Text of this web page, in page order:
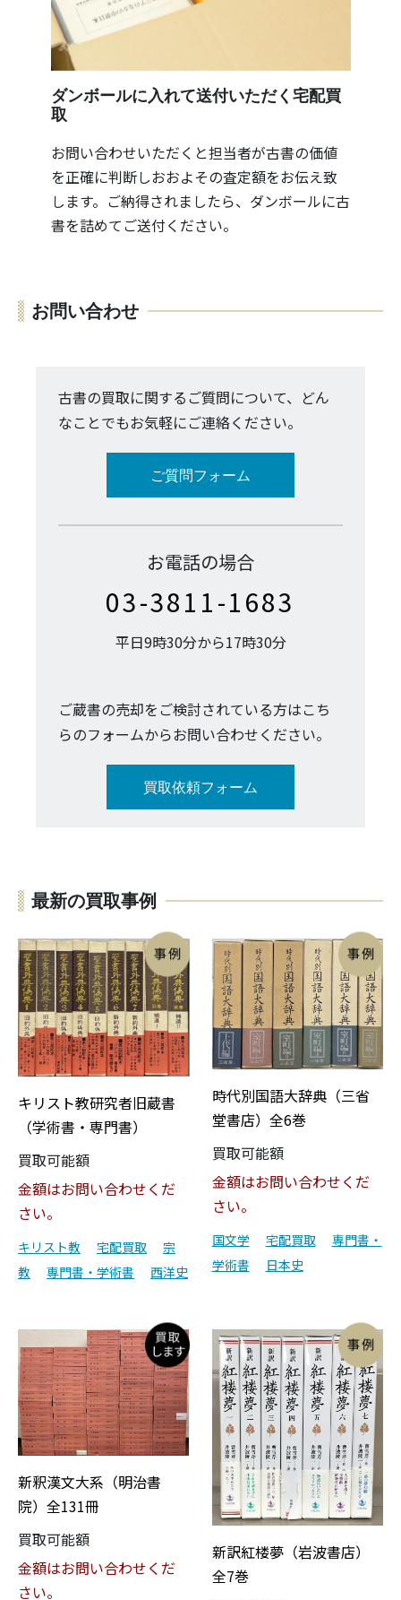
ダンボールに入れて送付いただく宅配買
取
お問い合わせいただくと担当者が古書の価値
を正確に判断しおおよその査定額をお伝え致
します。ご納得されましたら、ダンボールに古
書を詰めてご送付ください。
お問い合わせ
古書の買取に関するご質問について、どん
なことでもお気軽にご連絡ください。
ご質問フォーム
お電話の場合
03-3811-1683
平日9時30分から17時30分
ご蔵書の売却をご検討されている方はこち
らのフォームからお問い合わせください。
買取依頼フォーム
最新の買取事例
キリスト教研究者旧蔵書
（学術書・専門書）
買取可能額
金額はお問い合わせくだ
さい。
キリスト教 宅配買取
宗
教
専門書・学術書 西洋史
時代別国語大辞典（三省
堂書店）全6巻
買取可能額
金額はお問い合わせくだ
さい。
国文学 宅配買取
専門書・
学術書
日本史
新釈漢文大系（明治書
院）全131冊
買取可能額
金額はお問い合わせくだ
さい。
新訳紅楼夢（岩波書店）
全7巻